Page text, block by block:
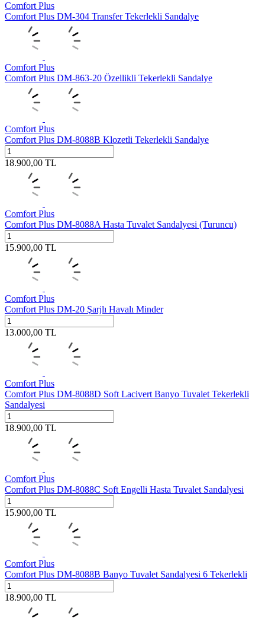
Comfort Plus
Comfort Plus DM-304 Transfer Tekerlekli Sandalye
Comfort Plus
Comfort Plus DM-863-20 Özellikli Tekerlekli Sandalye
Comfort Plus
Comfort Plus DM-8088B Klozetli Tekerlekli Sandalye
18.900,00 TL
Comfort Plus
Comfort Plus DM-8088A Hasta Tuvalet Sandalyesi (Turuncu)
15.900,00 TL
Comfort Plus
Comfort Plus DM-20 Şarjlı Havalı Minder
13.000,00 TL
Comfort Plus
Comfort Plus DM-8088D Soft Lacivert Banyo Tuvalet Tekerlekli
Sandalyesi
18.900,00 TL
Comfort Plus
Comfort Plus DM-8088C Soft Engelli Hasta Tuvalet Sandalyesi
15.900,00 TL
Comfort Plus
Comfort Plus DM-8088B Banyo Tuvalet Sandalyesi 6 Tekerlekli
18.900,00 TL